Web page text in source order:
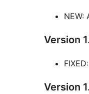
NEW:
Version
Version